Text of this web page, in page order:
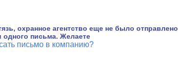
охранное агентство еще не было отправлено
одного письма. Желаете
письмо в компанию?